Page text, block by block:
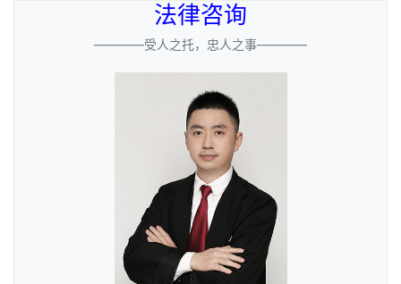
法律咨询
————受人之托，忠人之事————